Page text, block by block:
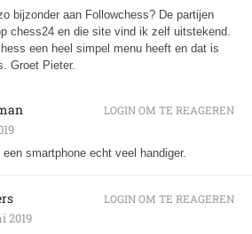
bijzonder aan Followchess? De partijen
chess24 en die site vind ik zelf uitstekend.
een heel simpel menu heeft en dat is
Groet Pieter.
smartphone echt veel handiger.
LOGIN OM TE REAGEREN
2019
LOGIN OM TE REAGEREN